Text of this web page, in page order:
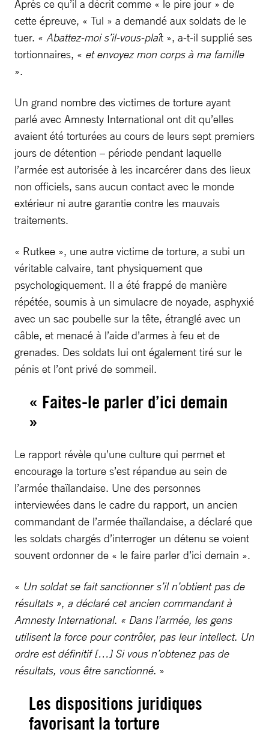
Après ce qu’il a décrit comme « le pire jour » de
cette épreuve, « Tul » a demandé aux soldats de le
tuer. « Abattez-moi s’il-vous-plaît », a-t-il supplié ses
tortionnaires, « et envoyez mon corps à ma famille
».
Un grand nombre des victimes de torture ayant
parlé avec Amnesty International ont dit qu’elles
avaient été torturées au cours de leurs sept premiers
jours de détention – période pendant laquelle
l’armée est autorisée à les incarcérer dans des lieux
non officiels, sans aucun contact avec le monde
extérieur ni autre garantie contre les mauvais
traitements.
« Rutkee », une autre victime de torture, a subi un
véritable calvaire, tant physiquement que
psychologiquement. Il a été frappé de manière
répétée, soumis à un simulacre de noyade, asphyxié
avec un sac poubelle sur la tête, étranglé avec un
câble, et menacé à l’aide d’armes à feu et de
grenades. Des soldats lui ont également tiré sur le
pénis et l’ont privé de sommeil.
« Faites-le parler d’ici demain
»
Le rapport révèle qu’une culture qui permet et
encourage la torture s’est répandue au sein de
l’armée thaïlandaise. Une des personnes
interviewées dans le cadre du rapport, un ancien
commandant de l’armée thaïlandaise, a déclaré que
les soldats chargés d’interroger un détenu se voient
souvent ordonner de « le faire parler d’ici demain ».
« Un soldat se fait sanctionner s’il n’obtient pas de
résultats », a déclaré cet ancien commandant à
Amnesty International. « Dans l’armée, les gens
utilisent la force pour contrôler, pas leur intellect. Un
ordre est définitif […] Si vous n’obtenez pas de
résultats, vous être sanctionné. »
Les dispositions juridiques
favorisant la torture